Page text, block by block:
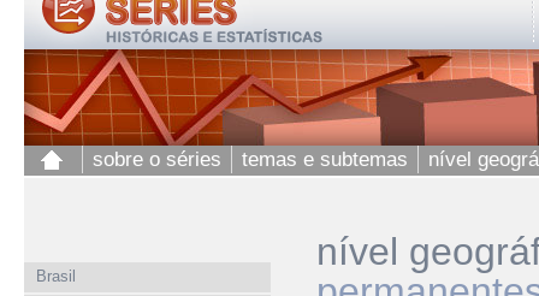
sobre o séries temas e subtemas nível
Brasil
nível